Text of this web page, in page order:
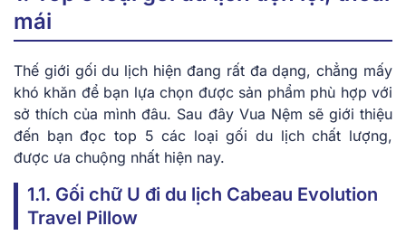
mái
Thế giới gối du lịch hiện đang rất đa dạng, chẳng mấy
khó khăn để bạn lựa chọn được sản phẩm phù hợp với
sở thích của mình đâu. Sau đây Vua Nệm sẽ giới thiệu
đến bạn đọc top 5 các loại gối du lịch chất lượng,
được ưa chuộng nhất hiện nay.
1.1. Gối chữ U đi du lịch Cabeau Evolution
Travel Pillow